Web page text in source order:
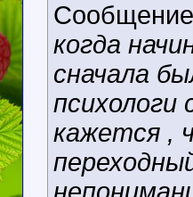
когда
сначала
психологи
кажется ,